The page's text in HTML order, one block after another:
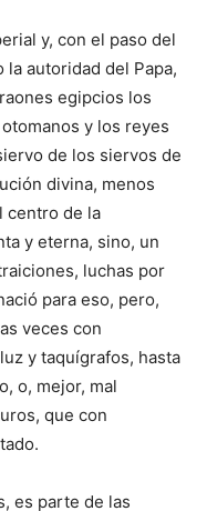
y, con el paso del
autoridad del Papa,
egipcios los
y los reyes
de los siervos de
divina, menos
centro de la
y eterna, sino, un
luchas por
para eso, pero,
veces con
y taquígrafos, hasta
o, mejor, mal
que con
es parte de las